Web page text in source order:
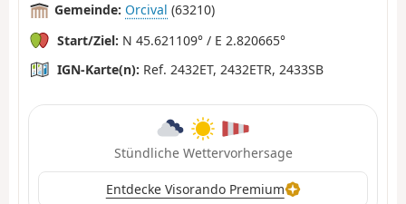
Gemeinde: Orcival (63210)
Start/Ziel: N 45.621109° / E 2.820665°
IGN-Karte(n): Ref. 2432ET, 2432ETR, 2433SB
Stündliche Wettervorhersage
Entdecke Visorando Premium